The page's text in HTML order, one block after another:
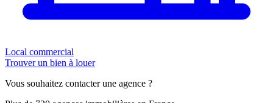
Local commercial
Trouver un bien à louer
Vous souhaitez contacter une agence ?